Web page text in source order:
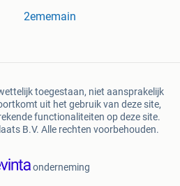
2ememain
toegestaan, niet aansprakelijk
uit het gebruik van deze site,
functionaliteiten op deze site.
B.V. Alle rechten voorbehouden.
onderneming